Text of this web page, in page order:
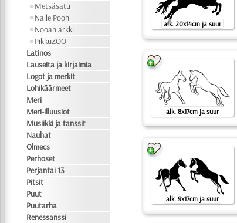
Metsäsatu
Nalle Pooh
Nooan arkki
PikkuZOO
Latinos
Lauseita ja kirjaimia
Logot ja merkit
Lohikäärmeet
Meri
Meri-illuusiot
Musiikki ja tanssit
Nauhat
Olmecs
Perhoset
Perjantai 13
Pitsit
Puut
Puutarha
Renessanssi
alk. 20x14cm ja suur
alk. 8x17cm ja suur
alk. 9x17cm ja suur